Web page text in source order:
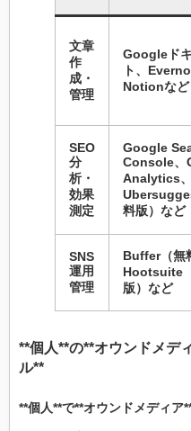
文章
作
成・
管理
Googleド
ト、
Notionなど
SEO
分
析・
効果
測定
Google
Console、
Analytics、
料版）など
SNS
運用
管理
Buffer（無
Hootsuite
版）など
**個人**の**オウンドメデ
ル**
**個人**で**オウンドメディア